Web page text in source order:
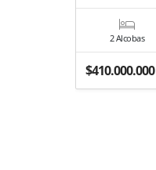
2 Alcobas
$410.000.000